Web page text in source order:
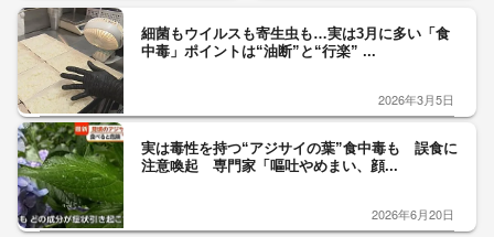
細菌もウイルスも寄生虫も…実は3月に多い「食
中毒」ポイントは“油断”と“行楽” ...
2026年3月5日
実は毒性を持つ“アジサイの葉”食中毒も 誤食に
注意喚起 専門家「嘔吐やめまい、顔...
2026年6月20日